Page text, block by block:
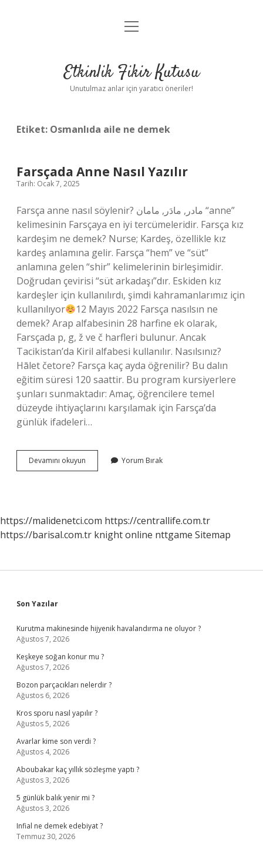
Anasayfa
Yasal Uyarı
menüyü
Etkinlik Fikir Kutusu
Unutulmaz anlar için yaratıcı öneriler!
Etiket: Osmanlıda aile ne demek
Farsçada Anne Nasıl Yazılır
Tarih: Ocak 7, 2025
Farsça anne nasıl söylenir? مادر, مادَر, مامان “anne”
kelimesinin Farsçaya en iyi tercümeleridir. Farsça kız
kardeşim ne demek? Nurse; Kardeş, özellikle kız
kardeş anlamına gelir. Farsça “hem” ve “süt”
anlamına gelen “shir” kelimelerinin birleşimidir.
Doğrudan çevirisi “süt arkadaşı”dır. Eskiden kız
kardeşler için kullanılırdı, şimdi kahramanlarımız için
kullanılıyor
12 Mayıs 2022 Farsça nasılsın ne
demek? Arap alfabesinin 28 harfine ek olarak,
Farsçada p, g, ž ve č harfleri bulunur. Ancak
Tacikistan’da Kiril alfabesi kullanılır. Nasılsınız?
Hālet četore? Farsça kaç ayda öğrenilir? Bu dalın
eğitim süresi 120 saattir. Bu program kursiyerlere
şunları sunmaktadır: Amaç, öğrencilere temel
düzeyde ihtiyaçlarını karşılamak için Farsça’da
günlük ifadeleri…
Devamını okuyun Farsçada
Anne
Yorum Bırak
https://malidenetci.com https://centrallife.com.tr
https://barisal.com.tr knight online nttgame Sitemap
Sidebar
Son Yazılar
Kurutma makinesinde hijyenik havalandırma ne oluyor ?
Ağustos 7, 2026
Keşkeye soğan konur mu ?
Ağustos 7, 2026
Bozon parçacıkları nelerdir ?
Ağustos 6, 2026
Kros sporu nasıl yapılır ?
Ağustos 5, 2026
Avarlar kime son verdi ?
Ağustos 4, 2026
Aboubakar kaç yıllık sözleşme yaptı ?
Ağustos 3, 2026
5 günlük balık yenir mi ?
Ağustos 3, 2026
Infial ne demek edebiyat ?
Temmuz 30, 2026